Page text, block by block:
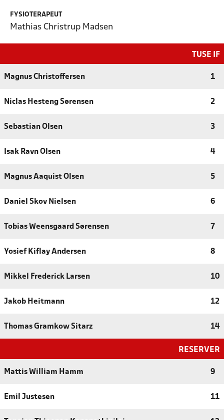
FYSIOTERAPEUT
Mathias Christrup Madsen
TUSE IF
Magnus Christoffersen 1
Niclas Hesteng Sørensen 2
Sebastian Olsen 3
Isak Ravn Olsen 4
Magnus Aaquist Olsen 5
Daniel Skov Nielsen 6
Tobias Weensgaard Sørensen 7
Yosief Kiflay Andersen 8
Mikkel Frederick Larsen 10
Jakob Heitmann 12
Thomas Gramkow Sitarz 14
RESERVER
Mattis William Hamm 9
Emil Justesen 11